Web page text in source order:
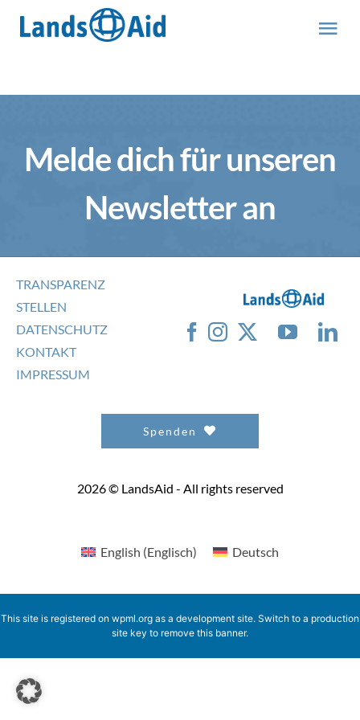
Inhalt
AKTUELLES
MITMACHEN
Melde dich für unseren
Newsletter an
TRANSPARENZ
STELLEN
DATENSCHUTZ
KONTAKT
IMPRESSUM
Spenden
2026 © LandsAid - All rights reserved
English (Englisch) Deutsch
This site is registered on wpml.org as a development site. Switch to a production
site key to remove this banner.